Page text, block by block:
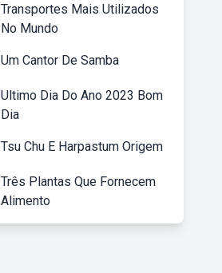
Transportes Mais Utilizados
No Mundo
Um Cantor De Samba
Ultimo Dia Do Ano 2023 Bom
Dia
Tsu Chu E Harpastum Origem
Três Plantas Que Fornecem
Alimento